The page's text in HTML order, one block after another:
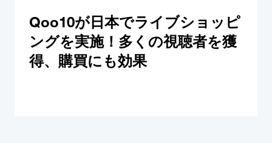
Qoo10が日本でライブショッピ
ングを実施！多くの視聴者を獲
得、購買にも効果